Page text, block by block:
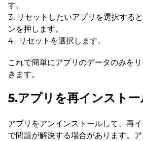
す。
リセットしたいアプリを選択する
ンを押します。
リセットを選択します。
これで簡単にアプリのデータのみを
きます。
5.アプリを再インストー
アプリをアンインストールして、再
で問題が解決する場合があります。